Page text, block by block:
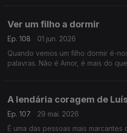
Ver um filho a dormir
Ep. 108
01 jun. 2026
Quando vemos um filho dormir é-
palavras. Não é Amor, é mais do
A lendária coragem de
Ep. 107
29 mai. 2026
É uma das pessoas mais marcantes